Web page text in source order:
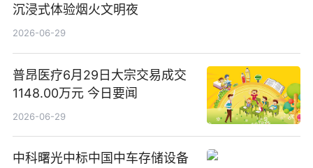
沉浸式体验烟火文明夜
2026-06-29
普昂医疗6月29日大宗交易成交
1148.00万元 今日要闻
2026-06-29
中科曙光中标中国中车存储设备